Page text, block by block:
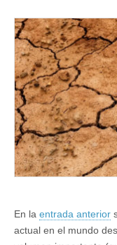
En la entrada anterior
actual en el mundo